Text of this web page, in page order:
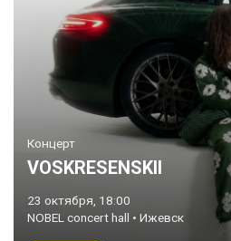
Концерт
VOSKRESENSKII
23 октября, 18:00
NOBEL concert hall • Ижевск